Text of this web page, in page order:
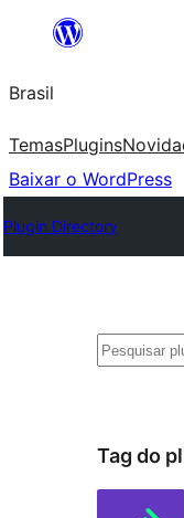
o
conteúdo
Brasil
TemasPlugins
Baixar o WordPress
Plugin Directory
Pesquisar
Tag do